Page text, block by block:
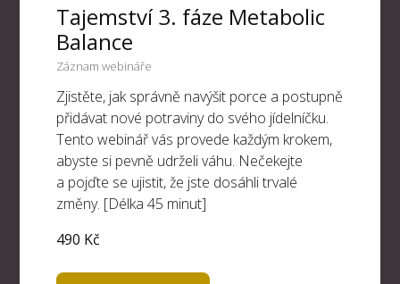
Tajemství 3. fáze Metabolic
Balance
Záznam webináře
Zjistěte, jak správně navýšit porce a postupně
přidávat nové potraviny do svého jídelníčku.
Tento webinář vás provede každým krokem,
abyste si pevně udrželi váhu. Nečekejte
a pojďte se ujistit, že jste dosáhli trvalé
změny. [Délka 45 minut]
490 Kč